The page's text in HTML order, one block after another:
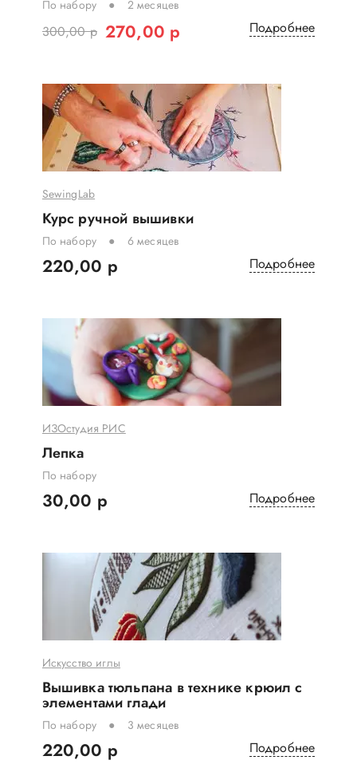
По набору 2 месяцев
300,00 р 270,00 р Подробнее
SewingLab
Курс ручной вышивки
По набору 6 месяцев
220,00 р Подробнее
ИЗОстудия РИС
Лепка
По набору
30,00 р Подробнее
Искусство иглы
Вышивка тюльпана в технике крюил с
элементами глади
По набору 3 месяцев
220,00 р Подробнее